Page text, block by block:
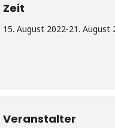
Zeit
15. August 2022-21. August
Veranstalter